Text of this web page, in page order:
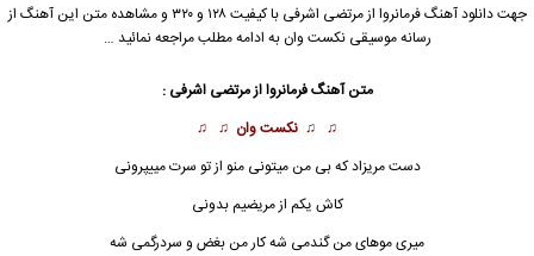
جهت دانلود آهنگ فرمانروا ازمرتضی اشرفی
با کیفیت ۱۲۸ و ۳۲۰ و مشاهده متن این آهنگ از
رسانه موسیقی نکست وان به ادامه مطلب مراجعه نمائید …
متن آهنگ فرمانروا ازمرتضی اشرفی :
♫ ♫ نکست وان ♫ ♫
دست مریزاد که بی من میتونی منو از تو سرت مییپرونی
کاش یکم از مریضیم بدونی
میری موهای من گندمی شه کار من بغض و سردرگمی شه